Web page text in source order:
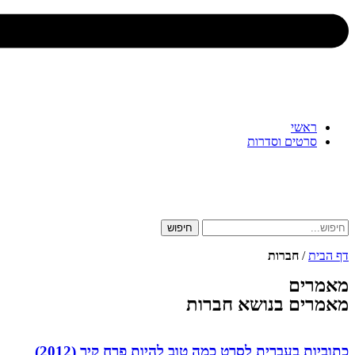
ראשי
סרטים וסדרות
חיפוש
דף הבית/ חברות
מאמרים
מאמרים בנושא חברות
כתוביות בעברית לסרט כמה טוב להיות פרח קיר (2012)